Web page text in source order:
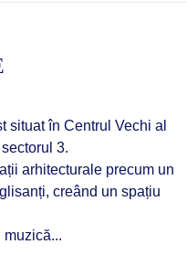
situat în Centrul Vechi al
3.
arhitecturale precum un
creând un spațiu
muzică...